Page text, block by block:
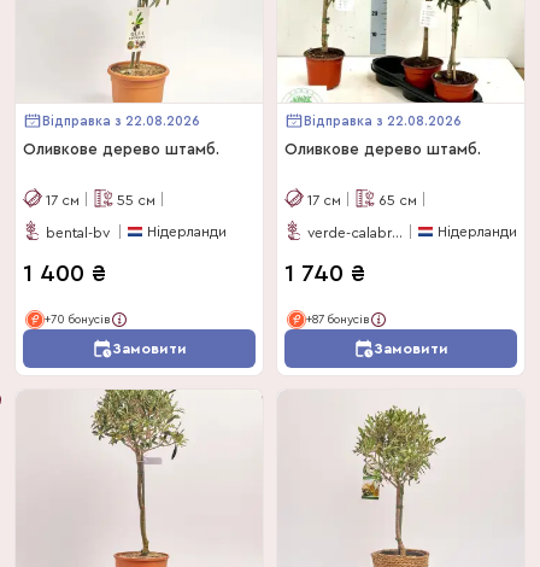
Відправка з 22.08.2026
Оливкове дерево штамб.
17 см 55 см
bental-bv Нідерланди
1 400 ₴
+70 бонусів
Замовити
Відправка з 22.08.2026
Оливкове дерево штамб.
17 см 65 см
verde-calabria Нідерланди
1 740 ₴
+87 бонусів
Замовити